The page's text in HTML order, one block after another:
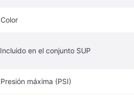
Color
Incluido en el conjunto SUP
Presión máxima (PSI)